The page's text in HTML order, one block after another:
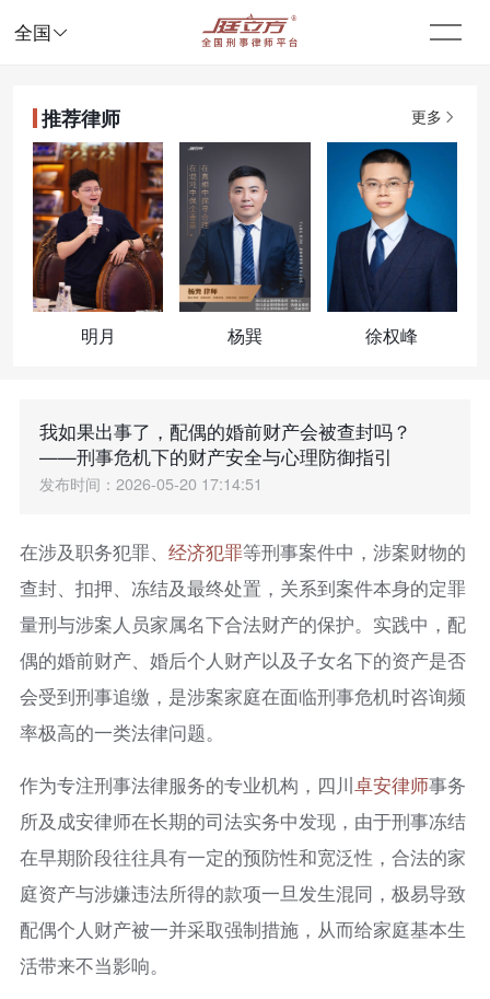
全国 
推荐律师 更多
明月 杨巽 徐权峰
我如果出事了，配偶的婚前财产会被查封吗？
——刑事危机下的财产安全与心理防御指引
发布时间：2026-05-20 17:14:51
在涉及职务犯罪、 经济犯罪等刑事案件中，涉案财物的
查封、扣押、冻结及最终处置，关系到案件本身的定罪
量刑与涉案人员家属名下合法财产的保护。实践中，配
偶的婚前财产、婚后个人财产以及子女名下的资产是否
会受到刑事追缴，是涉案家庭在面临刑事危机时咨询频
率极高的一类法律问题。
作为专注刑事法律服务的专业机构，四川卓安律师事务
所及成安律师在长期的司法实务中发现，由于刑事冻结
在早期阶段往往具有一定的预防性和宽泛性，合法的家
庭资产与涉嫌违法所得的款项一旦发生混同，极易导致
配偶个人财产被一并采取强制措施，从而给家庭基本生
活带来不当影响。